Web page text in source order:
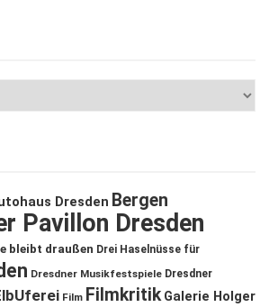
Dresden Bergen
Pavillon Dresden
bleibt draußen Drei Haselnüsse für
Dresdner Musikfestspiele Dresdner
Film Filmkritik Galerie Holger